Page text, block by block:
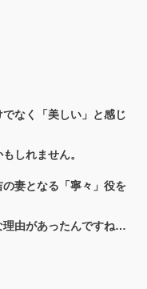
なく「美しい」と感じ
しれません。
妻となる「寧々」役を
理由があったんですね…